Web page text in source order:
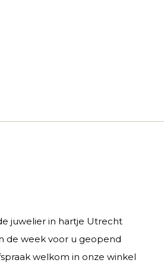
juwelier in hartje Utrecht
de week voor u geopend
welkom in onze winkel